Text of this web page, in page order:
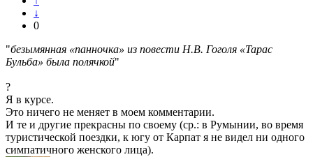
↓
0
"безымянная «панночка» из повести Н.В. Гоголя «Тарас
Бульба» была полячкой"
?
Я в курсе.
Это ничего не меняет в моем комментарии.
И те и другие прекрасны по своему (ср.: в Румынии, во время
туристической поездки, к югу от Карпат я не видел ни одного
симпатичного женского лица).